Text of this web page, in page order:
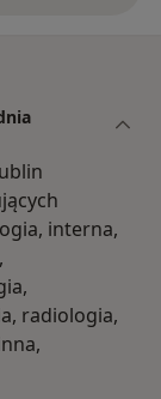
interna,
radiologia,